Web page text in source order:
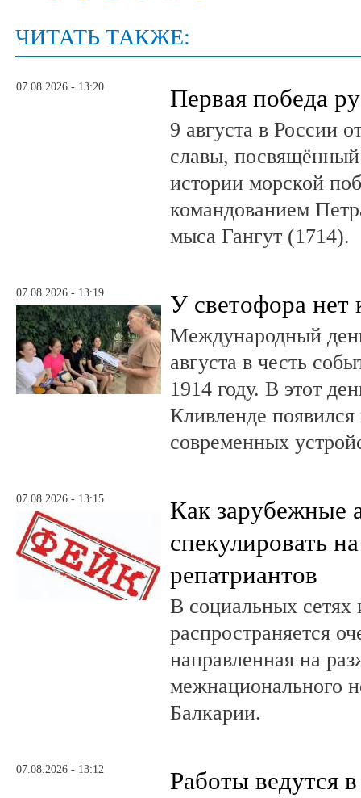
ЧИТАТЬ ТАКЖЕ:
07.08.2026 - 13:20 Первая победа
9 августа в России
славы, посвящённый
истории морской
командованием
мыса Гангут (1714).
07.08.2026 - 13:19 У светофора нет
Международный
августа в честь
1914 году. В этот
Кливленде
современных
07.08.2026 - 13:15
Как зарубежные
спекулировать
репатриантов
В социальных сетях
распространяется
направленная на
межнационального
Балкарии.
07.08.2026 - 13:12 Работы ведутся